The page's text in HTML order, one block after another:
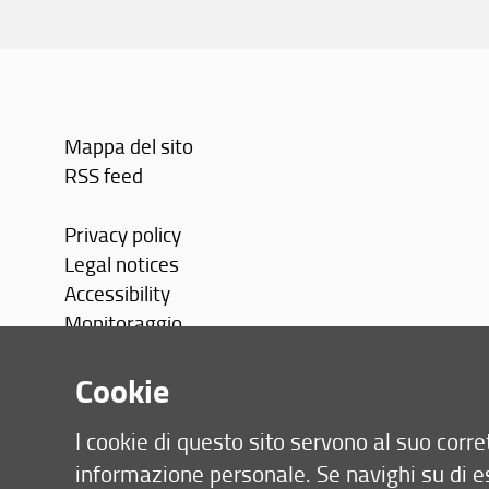
Mappa del sito
RSS feed
Privacy policy
Legal notices
Accessibility
Monitoraggio
Area personale
Cookie
I cookie di questo sito servono al suo
informazione personale. Se navighi su di